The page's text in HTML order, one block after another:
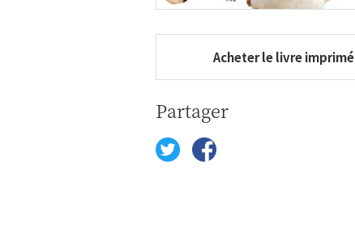
Acheter le livre imprimé
Partager